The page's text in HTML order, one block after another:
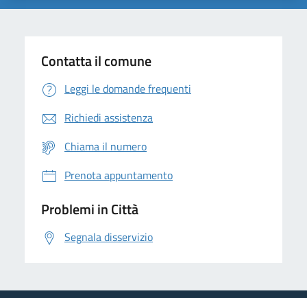
Contatta il comune
Leggi le domande frequenti
Richiedi assistenza
Chiama il numero
Prenota appuntamento
Problemi in Città
Segnala disservizio